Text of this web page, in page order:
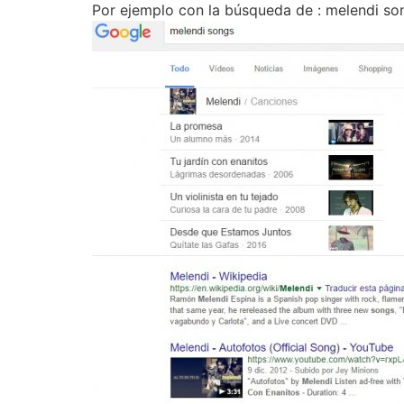
Por ejemplo con la búsqueda de : melendi